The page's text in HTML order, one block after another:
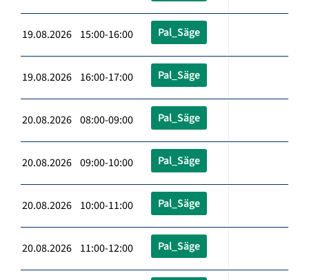
19.08.2026 15:00-16:00 Pal_Säge
19.08.2026 16:00-17:00 Pal_Säge
20.08.2026 08:00-09:00 Pal_Säge
20.08.2026 09:00-10:00 Pal_Säge
20.08.2026 10:00-11:00 Pal_Säge
20.08.2026 11:00-12:00 Pal_Säge